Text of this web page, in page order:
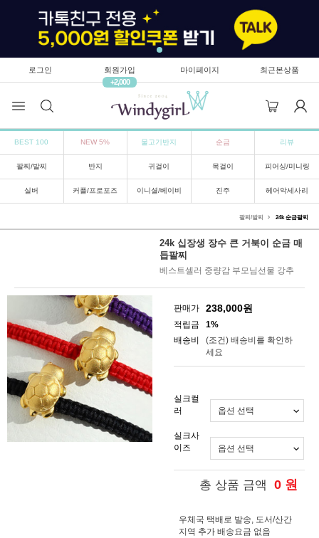
로그인
회원가입
+2,000
마이페이지 최근본상품
BEST 100 NEW 5% 물고기반지 순금 리뷰
팔찌/발찌 반지 귀걸이 목걸이 피어싱/미니링
실버 커플/프로포즈 이니셜/베이비 진주 헤어악세사리
팔찌/발찌 24k 순금팔찌
24k 십장생 장수 큰 거북이 순금 매
듭팔찌
베스트셀러 중량감 부모님선물 강추
판매가 238,000원
적립금
1%
배송비
(조건) 배송비를 확인하
세요
실크컬
러
실크사
이즈
총 상품 금액 0 원
우체국 택배로 발송, 도서/산간
지역 추가 배송요금 없음